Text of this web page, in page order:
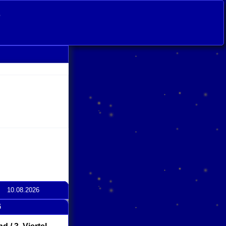
10.08.2026
to